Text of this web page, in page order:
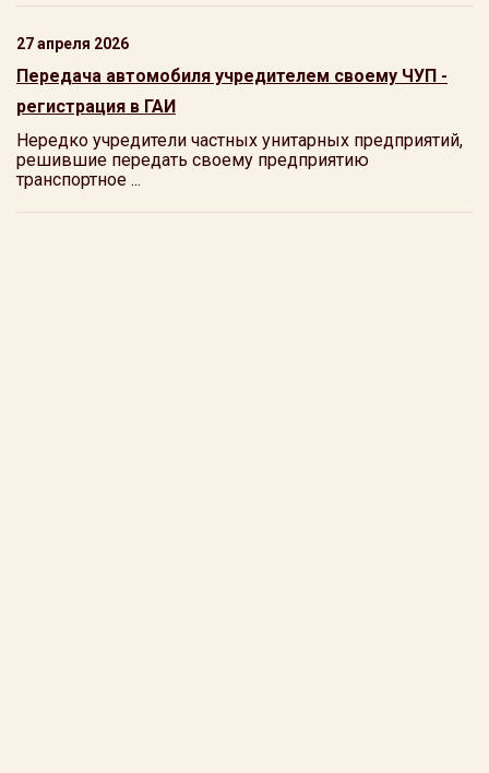
27 апреля 2026
Передача автомобиля учредителем своему ЧУП -
регистрация в ГАИ
Нередко учредители частных унитарных предприятий,
решившие передать своему предприятию
транспортное ...